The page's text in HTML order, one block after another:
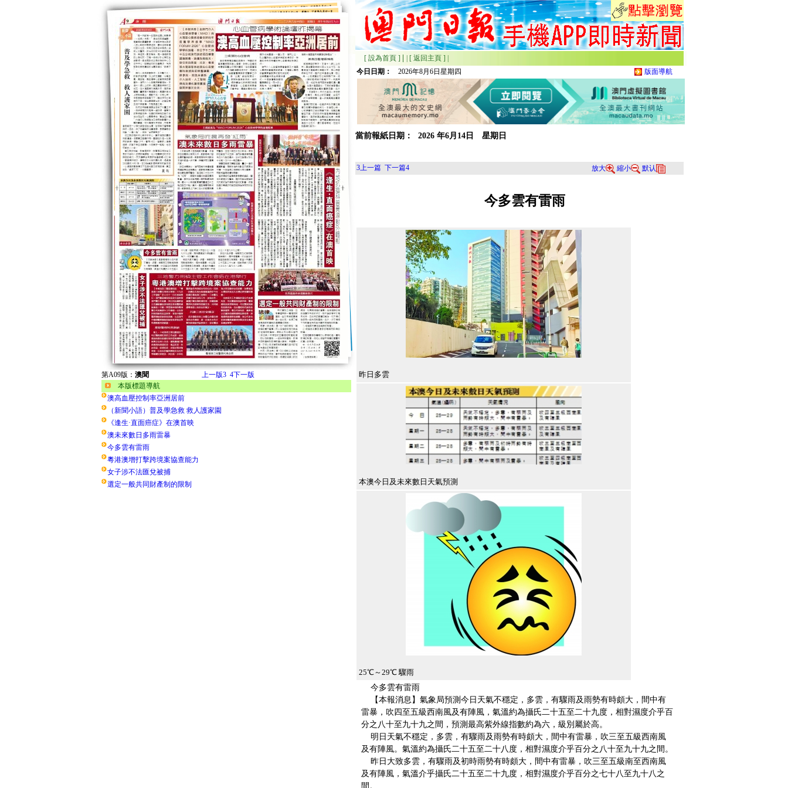
第A09版： 澳聞 上一版3 4下一版
本版標題導航
澳高血壓控制率亞洲居前
（新聞小語）普及學急救 救人護家園
《逢生·直面癌症》在澳首映
澳未來數日多雨雷暴
今多雲有雷雨
粵港澳增打擊跨境案協查能力
女子涉不法匯兌被捕
選定一般共同財產制的限制
[ 設為首頁 ] [ 返回主頁 ]
今日日期：
2026年8月6日星期四 版面導航
當前報紙日期： 2026 年6月 14日 星期 日
3上一篇 下一篇4 放大 縮小 默认
今多雲有雷雨
昨日多雲
本澳今日及未來數日天氣預測
25℃～29℃ 驟雨
今多雲有雷雨
【本報消息】氣象局預測今日天氣不穩定，多雲，有驟雨及雨勢有時頗大，間中有
雷暴，吹四至五級西南風及有陣風，氣溫約為攝氏二十五至二十九度，相對濕度介乎百
分之八十至九十九之間，預測最高紫外線指數約為六，級別屬於高。
明日天氣不穩定，多雲，有驟雨及雨勢有時頗大，間中有雷暴，吹三至五級西南風
及有陣風。氣溫約為攝氏二十五至二十八度，相對濕度介乎百分之八十至九十九之間。
昨日大致多雲，有驟雨及初時雨勢有時頗大，間中有雷暴，吹三至五級南至西南風
及有陣風，氣溫介乎攝氏二十五至二十九度，相對濕度介乎百分之七十八至九十八之
間。